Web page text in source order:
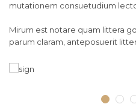
mutationem consuetudium
Mirum est notare quam littera
parum claram, anteposuerit